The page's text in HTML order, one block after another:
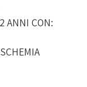
ANNI CON: